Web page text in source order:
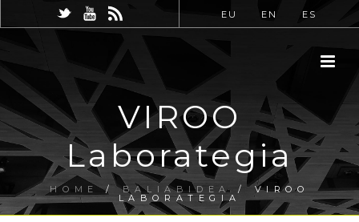
EU EN ES
VIROO
Laborategia
HOME/BALIABIDEA / VIROO
LABORATEGIA